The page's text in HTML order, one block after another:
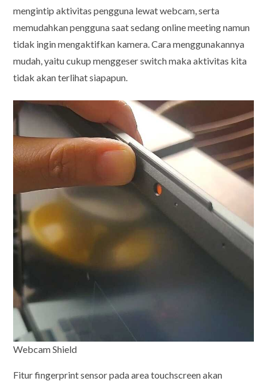
mengintip aktivitas pengguna lewat webcam, serta
memudahkan pengguna saat sedang online meeting namun
tidak ingin mengaktifkan kamera. Cara menggunakannya
mudah, yaitu cukup menggeser switch maka aktivitas kita
tidak akan terlihat siapapun.
Webcam Shield
Fitur fingerprint sensor pada area touchscreen akan